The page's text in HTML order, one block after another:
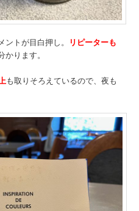
ントが目白押し。
リピーターも
ります。
も取りそろえているので、夜も